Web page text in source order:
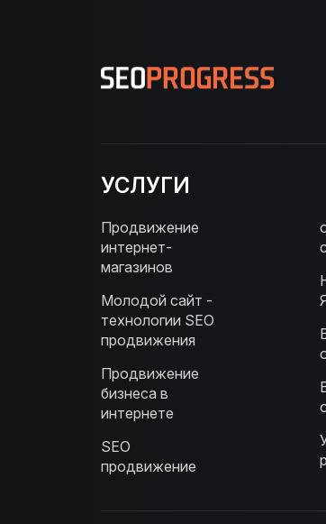
УСЛУГИ
Продвижение
интернет-
магазинов
Молодой сайт -
технологии SEO
продвижения
Продвижение
бизнеса в
интернете
SEO
продвижение
● онлайн